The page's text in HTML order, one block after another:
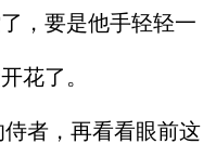
，要是他手轻轻一
花了。
者，再看看眼前这